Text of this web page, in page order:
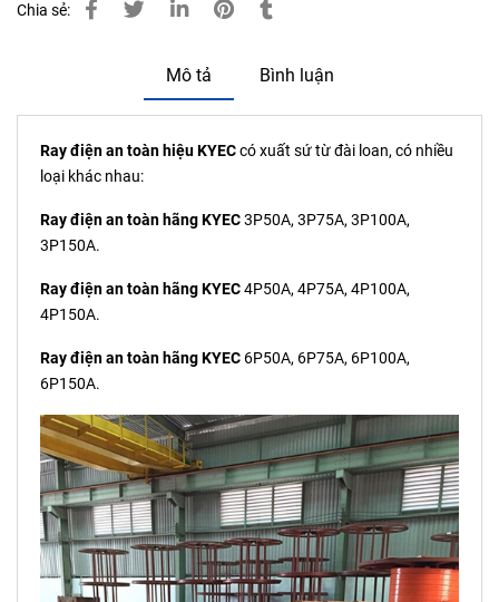
Chia sẻ:
Mô tả Bình luận
Ray điện an toàn hiệu KYECcó xuất sứ từ đài loan, có nhiều
loại khác nhau:
Ray điện an toàn hãng KYEC3P50A, 3P75A, 3P100A,
3P150A.
Ray điện an toàn hãng KYEC4P50A, 4P75A, 4P100A,
4P150A.
Ray điện an toàn hãng KYEC 6P50A, 6P75A, 6P100A,
6P150A.